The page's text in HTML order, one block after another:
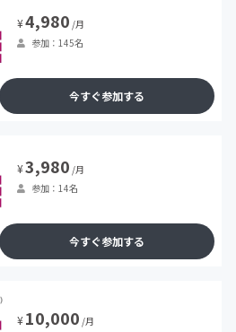
¥4,980 /月
参加：145名
今すぐ参加する
¥3,980 /月
参加：14名
今すぐ参加する
¥10,000 /月